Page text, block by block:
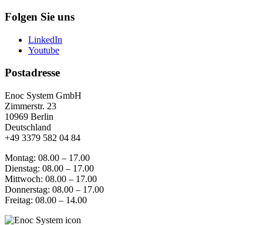
Folgen Sie uns
LinkedIn
Youtube
Postadresse
Enoc System GmbH
Zimmerstr. 23
10969 Berlin
Deutschland
+49 3379 582 04 84
Montag: 08.00 – 17.00
Dienstag: 08.00 – 17.00
Mittwoch: 08.00 – 17.00
Donnerstag: 08.00 – 17.00
Freitag: 08.00 – 14.00